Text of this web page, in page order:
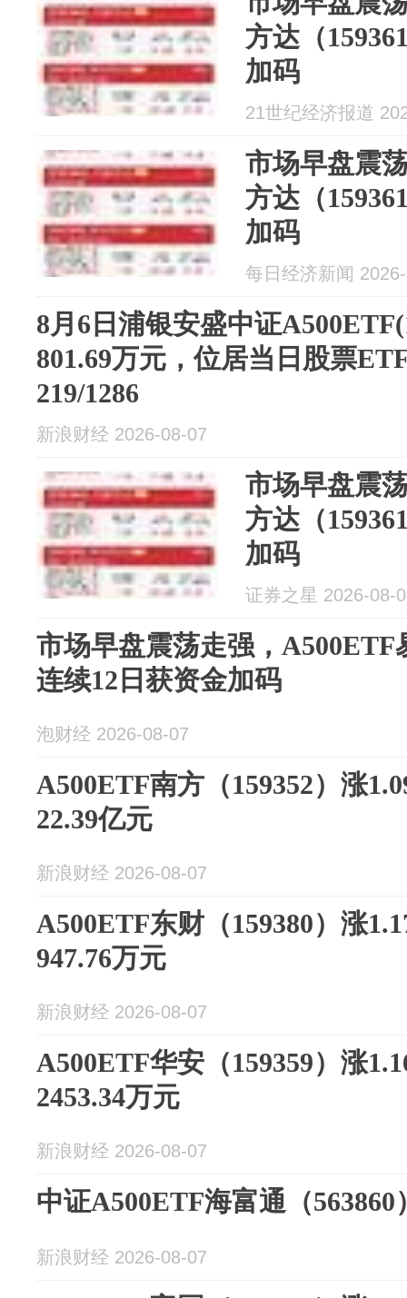
方达（
加码
21世纪经济报道
市场早盘震
方达（
加码
每日经济新闻
8月6日浦银安盛中证
801.69万元，位居当日股票
219/1286
新浪财经 2026-08-07
市场早盘震
方达（
加码
证券之星 2026-08-
市场早盘震荡走强，A500ETF
连续12日获资金加码
泡财经 2026-08-07
A500ETF南方（159352）涨
22.39亿元
新浪财经 2026-08-07
A500ETF东财（159380）涨
947.76万元
新浪财经 2026-08-07
A500ETF华安（159359）涨
2453.34万元
新浪财经 2026-08-07
中证A500ETF海富通（563860
新浪财经 2026-08-07